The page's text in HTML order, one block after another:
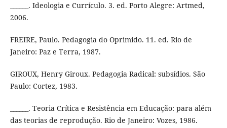
______. Ideologia e Currículo. 3. ed. Porto Alegre: Artmed,
2006.
FREIRE, Paulo. Pedagogia do Oprimido. 11. ed. Rio de
Janeiro: Paz e Terra, 1987.
GIROUX, Henry Giroux. Pedagogia Radical: subsídios. São
Paulo: Cortez, 1983.
______. Teoria Crítica e Resistência em Educação: para além
das teorias de reprodução. Rio de Janeiro: Vozes, 1986.